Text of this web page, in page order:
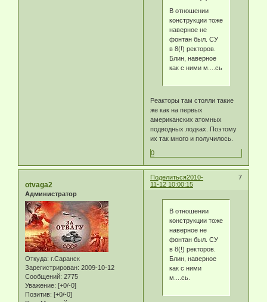
В отношении
конструкции тоже
наверное не
фонтан был. СУ
в 8(!) ректоров.
Блин, наверное
как с ними м....сь
Реакторы там стояли такие
же как на первых
американских атомных
подводных лодках. Поэтому
их так много и получилось.
0
Поделиться 7
2010-
11-12 10:00:15
otvaga2
Администратор
Откуда: г.Саранск
Зарегистрирован: 2009-10-12
Сообщений: 2775
Уважение: [+0/-0]
Позитив: [+0/-0]
В отношении
конструкции тоже
наверное не
фонтан был. СУ
в 8(!) ректоров.
Блин, наверное
как с ними
м....сь.